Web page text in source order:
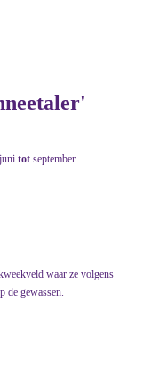
juni tot september
waar ze volgens
de gewassen.